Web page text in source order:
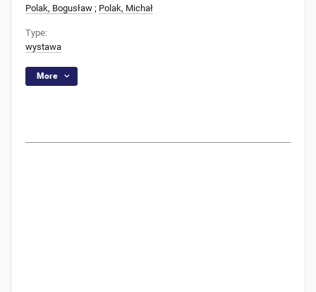
Polak, Bogusław ; Polak, Michał
Type:
wystawa
More